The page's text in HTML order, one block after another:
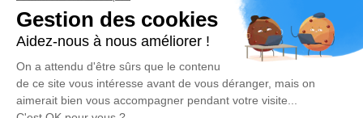
souvenirs, une anecdote ou exprimer vos pensées
à travers des poèmes ou des textes. Cet endroit
est un lieu d'expression dédié à honorer la
mémoire de Jean-Pierre FACHE.
Un service de plantation d’arbre hommage est